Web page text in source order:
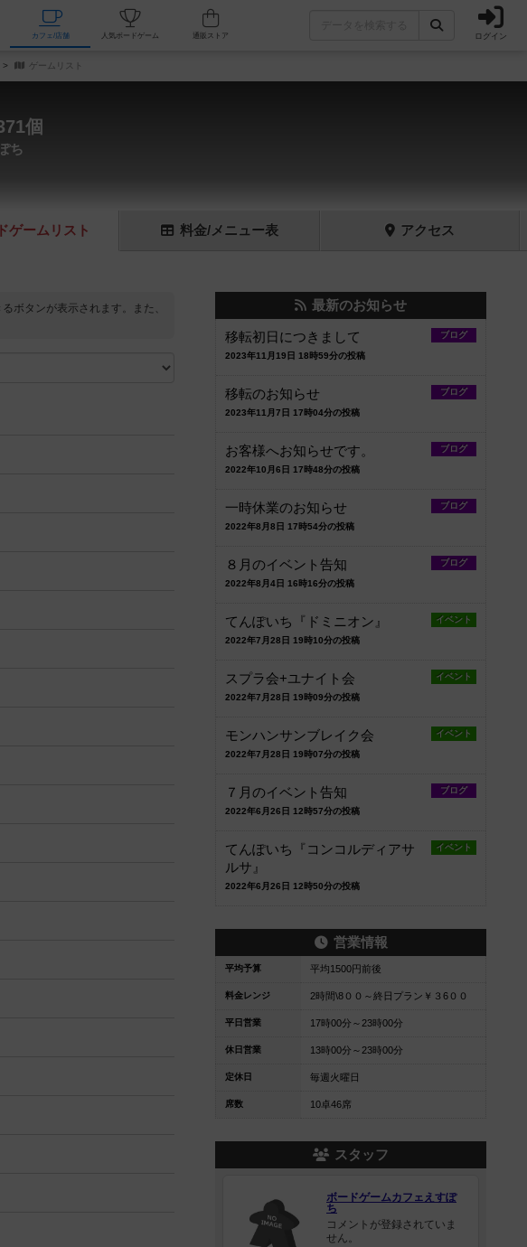
掲示板一覧 カフェ/店舗 人気ボードゲーム ログイン
ゲームリスト
個
ち
ゲーム リスト 料金/メニュー表 アクセス
ボタンが表示されます。また、
最新のお知らせ
ブログ
移転初日につきまして
2023年11月19日 18時59分の投稿
ブログ
移転のお知らせ
2023年11月7日 17時04分の投稿
ブログ
お客様へお知らせです。
2022年10月6日 17時48分の投稿
ブログ
一時休業のお知らせ
2022年8月8日 17時54分の投稿
ブログ
８月のイベント告知
2022年8月4日 16時16分の投稿
イベント
てんぽいち『ドミニオン』
2022年7月28日 19時10分の投稿
イベント
スプラ会+ユナイト会
2022年7月28日 19時09分の投稿
イベント
モンハンサンブレイク会
2022年7月28日 19時07分の投稿
ブログ
７月のイベント告知
2022年6月26日 12時57分の投稿
イベント
てんぽいち『コンコルディアサ
ルサ』
2022年6月26日 12時50分の投稿
営業情報
平均予算 平均1500円前後
料金レンジ 2時間\8００～終日プラン￥３6００
平日営業 17時00分～23時00分
休日営業 13時00分～23時00分
定休日 毎週火曜日
席数 10卓46席
スタッフ
ボードゲームカフェえすぽ
ち
コメントが登録されていま
せん。